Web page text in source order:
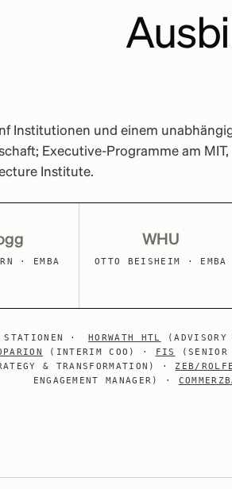
Institutionen und einem
Executive-Programme am
Institute.
· EMBA
WHU
OTTO BEISHEIM · EMBA
STATIONEN · HORWATH HTL
(INTERIM COO) · FIS (SENIOR
& TRANSFORMATION) ·ZEB/
ENGAGEMENT MANAGER) ·